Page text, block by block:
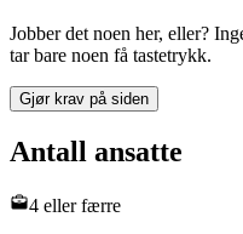
Jobber det noen her, eller?
tar bare noen få tastetrykk.
Gjør krav på siden
Antall ansatte
4 eller færre